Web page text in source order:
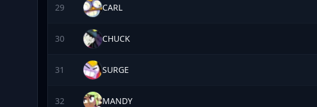
29 CARL
30 CHUCK
31 SURGE
32 MANDY